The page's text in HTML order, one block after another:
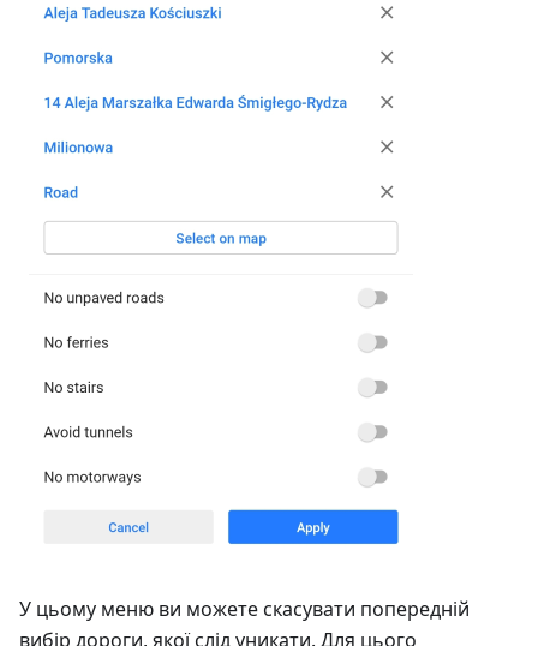
У цьому меню ви можете скасувати попередній
вибір дороги, якої слід уникати. Для цього